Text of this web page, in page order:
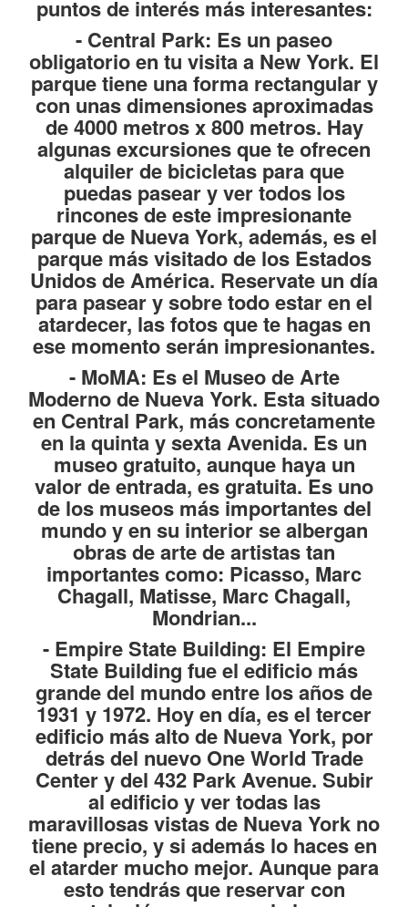
puntos de interés más interesantes:
- Central Park: Es un paseo
obligatorio en tu visita a New York. El
parque tiene una forma rectangular y
con unas dimensiones aproximadas
de 4000 metros x 800 metros. Hay
algunas excursiones que te ofrecen
alquiler de bicicletas para que
puedas pasear y ver todos los
rincones de este impresionante
parque de Nueva York, además, es el
parque más visitado de los Estados
Unidos de América. Reservate un día
para pasear y sobre todo estar en el
atardecer, las fotos que te hagas en
ese momento serán impresionantes.
- MoMA: Es el Museo de Arte
Moderno de Nueva York. Esta situado
en Central Park, más concretamente
en la quinta y sexta Avenida. Es un
museo gratuito, aunque haya un
valor de entrada, es gratuita. Es uno
de los museos más importantes del
mundo y en su interior se albergan
obras de arte de artistas tan
importantes como: Picasso, Marc
Chagall, Matisse, Marc Chagall,
Mondrian...
- Empire State Building: El Empire
State Building fue el edificio más
grande del mundo entre los años de
1931 y 1972. Hoy en día, es el tercer
edificio más alto de Nueva York, por
detrás del nuevo One World Trade
Center y del 432 Park Avenue. Subir
al edificio y ver todas las
maravillosas vistas de Nueva York no
tiene precio, y si además lo haces en
el atarder mucho mejor. Aunque para
esto tendrás que reservar con